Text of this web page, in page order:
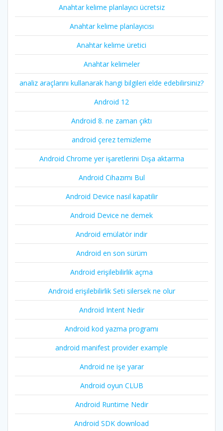
Anahtar kelime planlayıcı ücretsiz
Anahtar kelime planlayıcısı
Anahtar kelime üretici
Anahtar kelimeler
analiz araçlarını kullanarak hangi bilgileri elde edebilirsiniz?
Android 12
Android 8. ne zaman çıktı
android çerez temizleme
Android Chrome yer işaretlerini Dışa aktarma
Android Cihazımı Bul
Android Device nasıl kapatilir
Android Device ne demek
Android emülatör indir
Android en son sürüm
Android erişilebilirlik açma
Android erişilebilirlik Seti silersek ne olur
Android Intent Nedir
Android kod yazma programı
android manifest provider example
Android ne işe yarar
Android oyun CLUB
Android Runtime Nedir
Android SDK download